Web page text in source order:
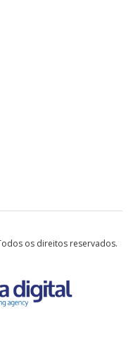
os direitos reservados.